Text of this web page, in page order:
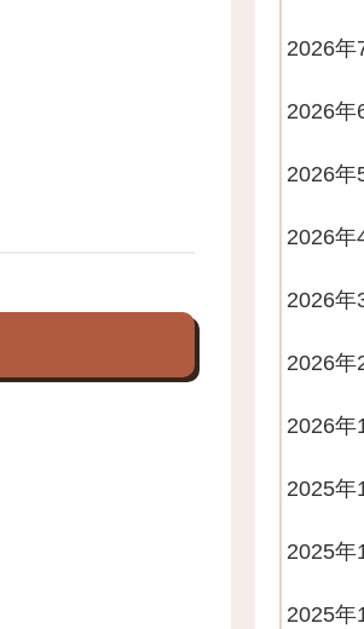
2026年
2026年
2026年
2026年
2026年
2026年
2026年
2025年
2025年
2025年